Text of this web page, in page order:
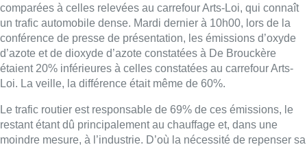
comparées à celles relevées au carrefour Arts-Loi, qui connaît
un trafic automobile dense. Mardi dernier à 10h00, lors de la
conférence de presse de présentation, les émissions d’oxyde
d’azote et de dioxyde d’azote constatées à De Brouckère
étaient 20% inférieures à celles constatées au carrefour Arts-
Loi. La veille, la différence était même de 60%.
Le trafic routier est responsable de 69% de ces émissions, le
restant étant dû principalement au chauffage et, dans une
moindre mesure, à l’industrie. D’où la nécessité de repenser sa